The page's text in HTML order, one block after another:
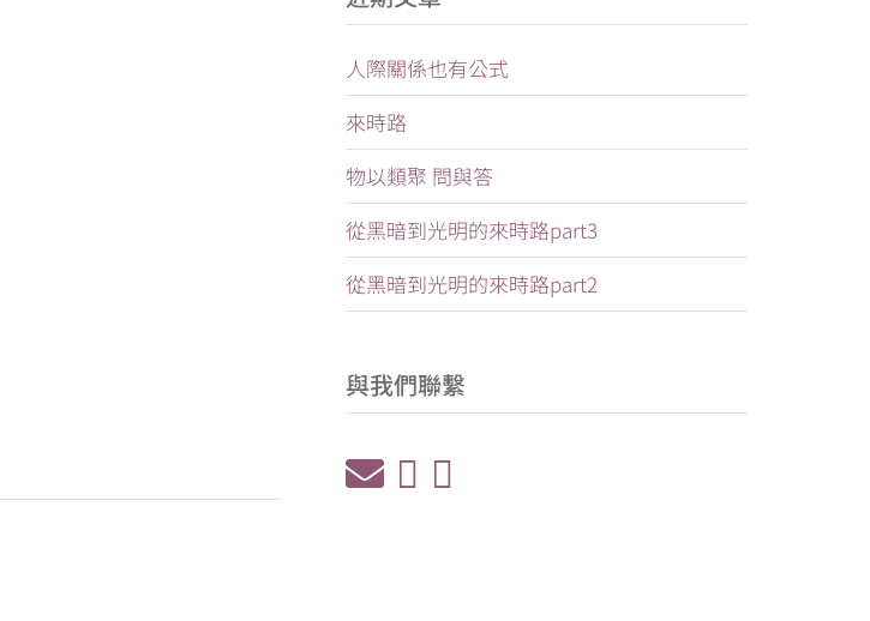
人際關係也有公式
來時路
物以類聚 問與答
從黑暗到光明的來時路part3
從黑暗到光明的來時路part2
與我們聯繫